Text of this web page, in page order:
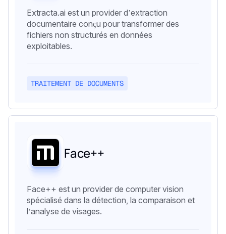
Extracta.ai est un provider d’extraction
documentaire conçu pour transformer des
fichiers non structurés en données
exploitables.
TRAITEMENT DE DOCUMENTS
Face++
Face++ est un provider de computer vision
spécialisé dans la détection, la comparaison et
l’analyse de visages.